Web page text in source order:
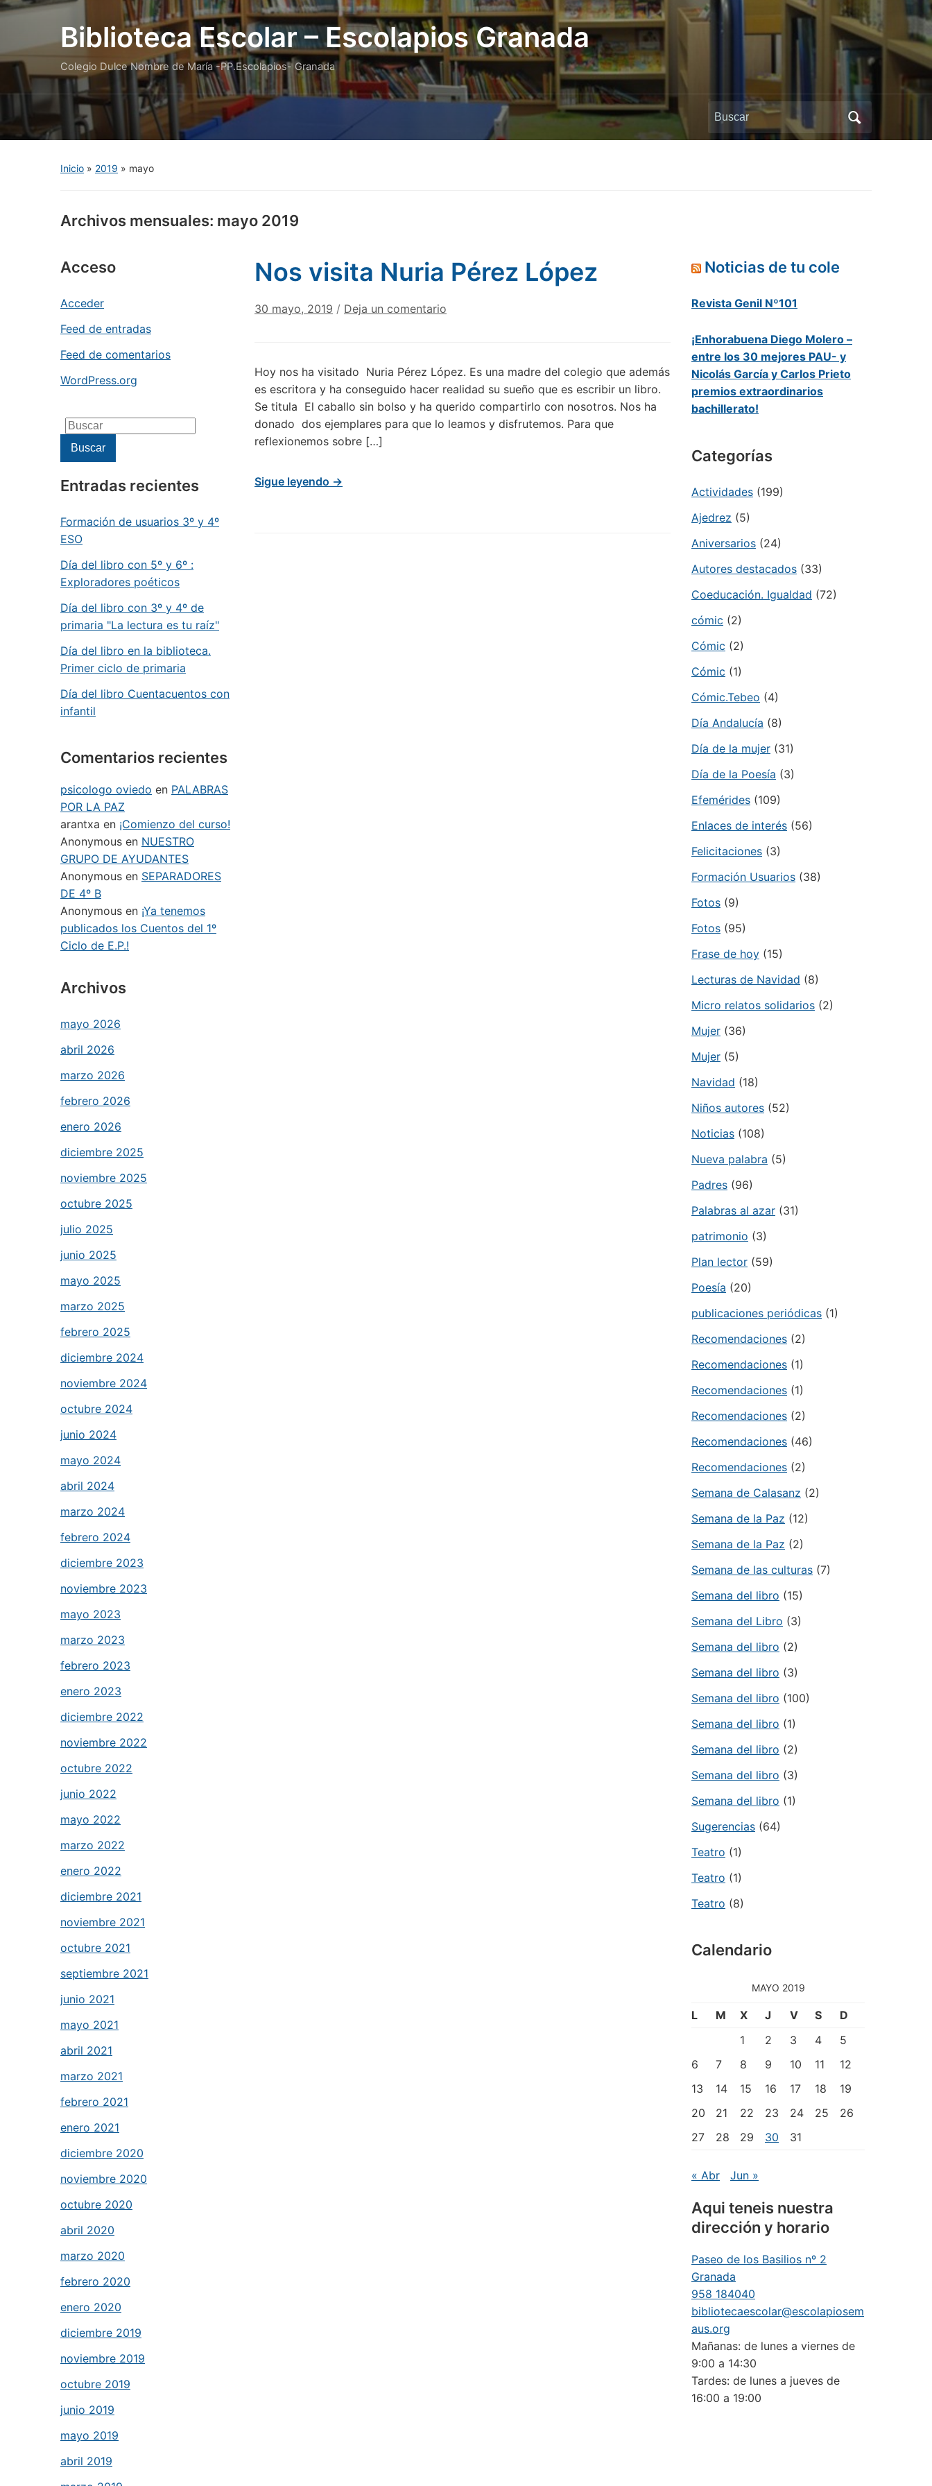
Biblioteca Escolar – Escolapios Granada
Colegio Dulce Nombre de María -PP.Escolapios- Granada
Buscar:
Inicio » 2019 » mayo
Archivos mensuales: mayo 2019
Acceso
Acceder
Feed de entradas
Feed de comentarios
WordPress.org
Buscar:
Buscar
Entradas recientes
Formación de usuarios 3º y 4º
ESO
Día del libro con 5º y 6º :
Exploradores poéticos
Día del libro con 3º y 4º de
primaria "La lectura es tu raíz"
Día del libro en la biblioteca.
Primer ciclo de primaria
Día del libro Cuentacuentos con
infantil
Comentarios recientes
psicologo oviedo en PALABRAS
POR LA PAZ
arantxa en ¡Comienzo del curso!
Anonymous en NUESTRO
GRUPO DE AYUDANTES
Anonymous en SEPARADORES
DE 4º B
Anonymous en ¡Ya tenemos
publicados los Cuentos del 1º
Ciclo de E.P.!
Archivos
mayo 2026
abril 2026
marzo 2026
febrero 2026
enero 2026
diciembre 2025
noviembre 2025
octubre 2025
julio 2025
junio 2025
mayo 2025
marzo 2025
febrero 2025
diciembre 2024
noviembre 2024
octubre 2024
junio 2024
mayo 2024
abril 2024
marzo 2024
febrero 2024
diciembre 2023
noviembre 2023
mayo 2023
marzo 2023
febrero 2023
enero 2023
diciembre 2022
noviembre 2022
octubre 2022
junio 2022
mayo 2022
marzo 2022
enero 2022
diciembre 2021
noviembre 2021
octubre 2021
septiembre 2021
junio 2021
mayo 2021
abril 2021
marzo 2021
febrero 2021
enero 2021
diciembre 2020
noviembre 2020
octubre 2020
abril 2020
marzo 2020
febrero 2020
enero 2020
diciembre 2019
noviembre 2019
octubre 2019
junio 2019
mayo 2019
abril 2019
Nos visita Nuria Pérez López
30 mayo, 2019 / Deja un comentario
Hoy nos ha visitado Nuria Pérez López. Es una madre del colegio que además
es escritora y ha conseguido hacer realidad su sueño que es escribir un libro.
Se titula El caballo sin bolso y ha querido compartirlo con nosotros. Nos ha
donado dos ejemplares para que lo leamos y disfrutemos. Para que
reflexionemos sobre […]
Sigue leyendo →
Noticias de tu cole
Revista Genil Nº101
¡Enhorabuena Diego Molero –
entre los 30 mejores PAU- y
Nicolás García y Carlos Prieto
premios extraordinarios
bachillerato!
Categorías
Actividades (199)
Ajedrez (5)
Aniversarios (24)
Autores destacados (33)
Coeducación. Igualdad (72)
cómic (2)
Cómic (2)
Cómic (1)
Cómic.Tebeo (4)
Día Andalucía (8)
Día de la mujer (31)
Día de la Poesía (3)
Efemérides (109)
Enlaces de interés (56)
Felicitaciones (3)
Formación Usuarios (38)
Fotos (9)
Fotos (95)
Frase de hoy (15)
Lecturas de Navidad (8)
Micro relatos solidarios (2)
Mujer (36)
Mujer (5)
Navidad (18)
Niños autores (52)
Noticias (108)
Nueva palabra (5)
Padres (96)
Palabras al azar (31)
patrimonio (3)
Plan lector (59)
Poesía (20)
publicaciones periódicas (1)
Recomendaciones (2)
Recomendaciones (1)
Recomendaciones (1)
Recomendaciones (2)
Recomendaciones (46)
Recomendaciones (2)
Semana de Calasanz (2)
Semana de la Paz (12)
Semana de la Paz (2)
Semana de las culturas (7)
Semana del libro (15)
Semana del Libro (3)
Semana del libro (2)
Semana del libro (3)
Semana del libro (100)
Semana del libro (1)
Semana del libro (2)
Semana del libro (3)
Semana del libro (1)
Sugerencias (64)
Teatro (1)
Teatro (1)
Teatro (8)
Calendario
MAYO 2019
L M X J V S
D
1
2 3 4
5
6
7 8 9 10 11
12
13
14 15 16 17 18
19
20
21 22 23 24 25
26
27
28 29 30 31
« Abr Jun »
Aqui teneis nuestra
dirección y horario
Paseo de los Basilios nº 2
Granada
958 184040
bibliotecaescolar@escolapiosem
aus.org
Mañanas: de lunes a viernes de
9:00 a 14:30
Tardes: de lunes a jueves de
16:00 a 19:00